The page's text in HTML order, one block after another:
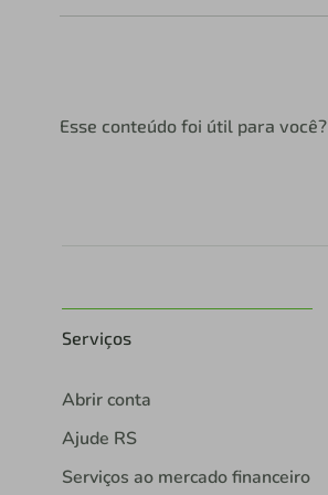
Esse conteúdo foi útil para você?
Serviços
Abrir conta
Ajude RS
Serviços ao mercado financeiro